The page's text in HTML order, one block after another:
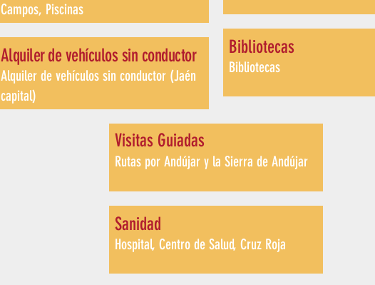
Campos, Piscinas
Alquilerde vehículos sin conductor
Alquiler de vehículos sin conductor (Jaén
capital)
Bibliotecas
Bibliotecas
Visitas Guiadas
Rutas por Andújar y la Sierra de Andújar
Sanidad
Hospital, Centro de Salud, Cruz Roja